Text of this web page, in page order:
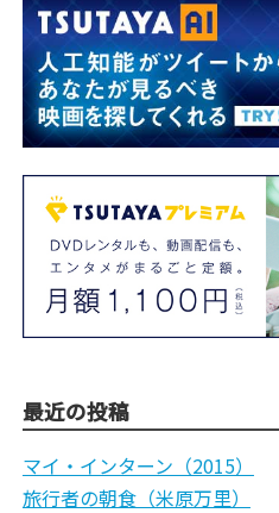
最近の投稿
マイ・インターン（2015）
旅行者の朝食（米原万里）